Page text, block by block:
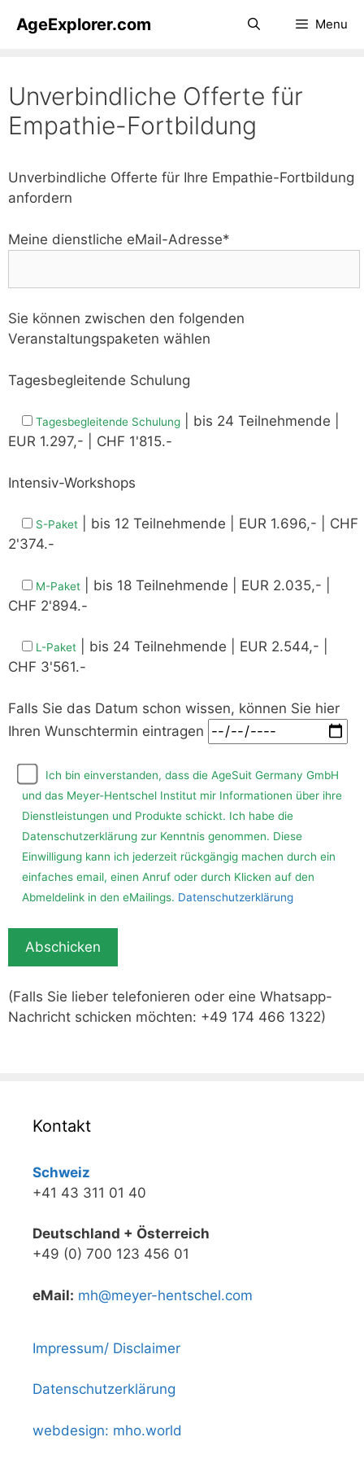
InhaltAgeExplorer.com Menu
Unverbindliche Offerte für
Empathie-Fortbildung
Unverbindliche Offerte für Ihre Empathie-Fortbildung
anfordern
Meine dienstliche eMail-Adresse*
Sie können zwischen den folgenden
Veranstaltungspaketen wählen
Tagesbegleitende Schulung
Tagesbegleitende Schulung
| bis 24 Teilnehmende |
EUR 1.297,- | CHF 1'815.-
Intensiv-Workshops
S-Paket
| bis 12 Teilnehmende | EUR 1.696,- | CHF
2'374.-
M-Paket
| bis 18 Teilnehmende | EUR 2.035,- |
CHF 2'894.-
L-Paket
| bis 24 Teilnehmende | EUR 2.544,- |
CHF 3'561.-
Falls Sie das Datum schon wissen, können Sie hier
Ihren Wunschtermin eintragen
Ich bin einverstanden, dass die AgeSuit Germany GmbH
und das Meyer-Hentschel Institut mir Informationen über ihre
Dienstleistungen und Produkte schickt. Ich habe die
Datenschutzerklärung zur Kenntnis genommen. Diese
Einwilligung kann ich jederzeit rückgängig machen durch ein
einfaches email, einen Anruf oder durch Klicken auf den
Abmeldelink in den eMailings. Datenschutzerklärung
(Falls Sie lieber telefonieren oder eine Whatsapp-
Nachricht schicken möchten: +49 174 466 1322)
Kontakt
Schweiz
+41 43 311 01 40
Deutschland + Österreich
+49 (0) 700 123 456 01
eMail: mh@meyer-hentschel.com
Impressum/ Disclaimer
Datenschutzerklärung
webdesign: mho.world